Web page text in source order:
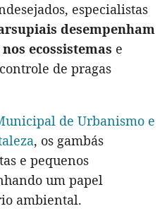
especialistas
desempenham
ecossistemas e
de pragas
de Urbanismo e
, os gambás
e pequenos
um papel
ambiental.